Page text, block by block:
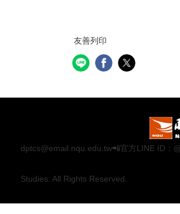
友善列印
dptcs@email.nqu.edu.tw📲官方LINE ID：
Studies. All Rights Reserved.